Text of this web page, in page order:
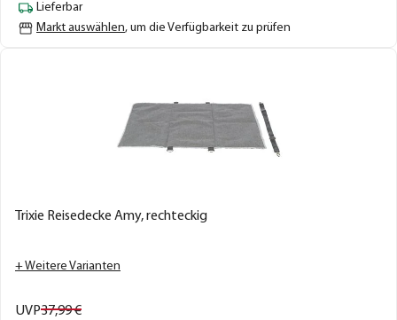
Lieferbar
Markt auswählen, um die Verfügbarkeit zu prüfen
Trixie Reisedecke Amy, rechteckig
+ Weitere Varianten
UVP37,99€